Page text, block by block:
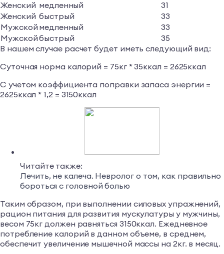
Женский медленный
31
Женский быстрый
33
Мужской медленный
33
Мужскойбыстрый
35
В нашем случае расчет будет иметь следующий вид:
Суточная норма калорий = 75кг * 35ккал = 2625ккал
С учетом коэффициента поправки запаса энергии =
2625ккал * 1,2 = 3150ккал
Читайте также:
Лечить, не калеча. Невролог о том, как правильно
бороться с головной болью
Таким образом, при выполнении силовых упражнений,
рацион питания для развития мускулатуры у мужчины,
весом 75кг должен равняться 3150ккал. Ежедневное
потребление калорий в данном объеме, в среднем,
обеспечит увеличение мышечной массы на 2кг. в месяц.